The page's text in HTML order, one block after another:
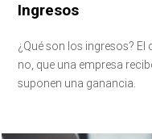
Ingresos
¿Qué son los ingresos?
no, que una empresa
suponen una ganancia.